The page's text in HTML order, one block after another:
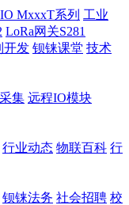
MxxxT系列 工业
LoRa网关S281
开发 钡铼课堂 技术
集 远程IO模块
行业动态 物联百科 行
钡铼法务 社会招聘 校